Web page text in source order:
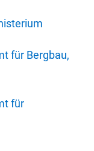
für Bergbau,
für